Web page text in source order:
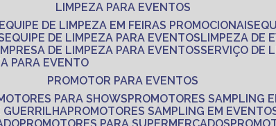
LIMPEZA PARA EVENTOS
EQUIPE DE LIMPEZA EM FEIRAS PROMOCIONAIS
EQUIPE DE LIMPEZA PARA EVENTOS
LIMPEZA DE
EMPRESA DE LIMPEZA PARA EVENTOS SERVIÇO DE
PARA EVENTO
PROMOTOR PARA EVENTOS
PARA SHOWS
PROMOTORES SAMPLING
GUERRILHA PROMOTORES SAMPLING EM